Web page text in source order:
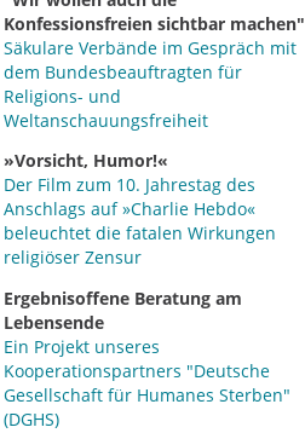
Konfessionsfreien sichtbar machen"
Säkulare Verbände im Gespräch mit
dem Bundesbeauftragten für
Religions- und
Weltanschauungsfreiheit
»Vorsicht, Humor!«
Der Film zum 10. Jahrestag des
Anschlags auf »Charlie Hebdo«
beleuchtet die fatalen Wirkungen
religiöser Zensur
Ergebnisoffene Beratung am
Lebensende
Ein Projekt unseres
Kooperationspartners "Deutsche
Gesellschaft für Humanes Sterben"
(DGHS)